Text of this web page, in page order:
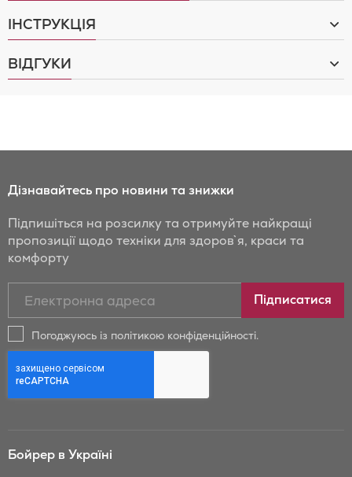
ІНСТРУКЦІЯ
ВІДГУКИ
Дізнавайтесь про новини та знижки
Підпишіться на розсилку та отримуйте найкращі
пропозиції щодо техніки для здоров`я, краси та
комфорту
новини
та
Бойрер:
Підписатися
Погоджуюсь із політикою конфіденційності.
Бойрер в Україні